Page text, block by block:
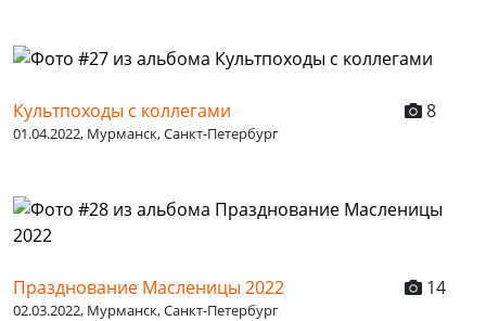
Культпоходы с коллегами 8
01.04.2022, Мурманск, Санкт-Петербург
Празднование Масленицы 2022 14
02.03.2022, Мурманск, Санкт-Петербург